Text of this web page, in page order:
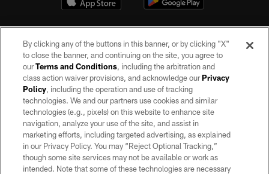
©2026 by the Las Vegas Raiders. All rights reserved. No portion of this site
may be reproduced without the express written permission of the Las Vegas
Raiders.
PRIVACY POLICY
TERMS OF SERVICE
ACCESSIBILITY
By clicking any of the buttons in this banner, or by clicking "X"
to close the banner, and continuing on the site, you agree to
ourTerms and Conditions, including the arbitration and
class action waiver provisions, and acknowledge ourPrivacy
Policy, including the operation and use of tracking
technologies. We and our partners use cookies and similar
technologies (e.g., pixels) on this website to enhance site
navigation, analyze your use of the site, and assist in
marketing efforts, including targeted advertising, as explained
in our Privacy Policy. You may “Reject Optional Tracking,”
though some site services may not be available or work as
intended. Note that some of these technologies are necessary